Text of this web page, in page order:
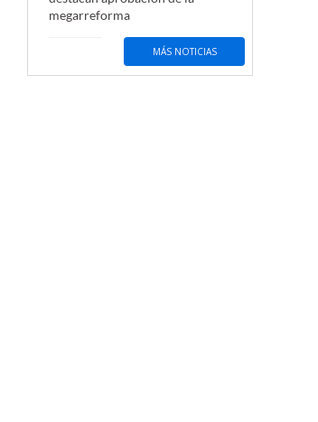
megarreforma
MÁS NOTICIAS